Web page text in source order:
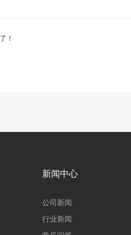
！
新闻中心
公司新闻
行业新闻